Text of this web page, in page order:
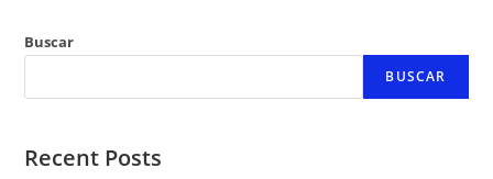
Buscar
BUSCAR
Recent Posts